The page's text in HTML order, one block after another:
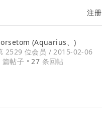
注册
(Aquarius、)
2529 位会员 /2015-02-06
篇帖子 •27 条回帖